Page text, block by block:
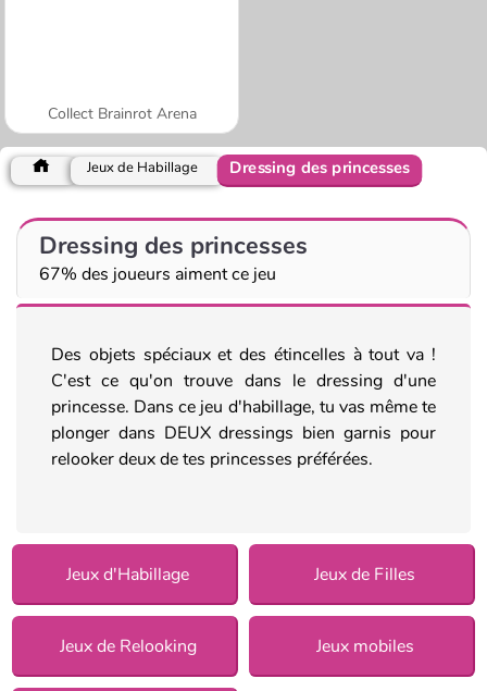
Collect Brainrot Arena
Jeux de Habillage Dressing des princesses
Dressing des princesses
67% des joueurs aiment ce jeu
Des objets spéciaux et des étincelles à tout va !
C'est ce qu'on trouve dans le dressing d'une
princesse. Dans ce jeu d'habillage, tu vas même te
plonger dans DEUX dressings bien garnis pour
relooker deux de tes princesses préférées.
Jeux d'Habillage Jeux de Filles
Jeux de Relooking Jeux mobiles